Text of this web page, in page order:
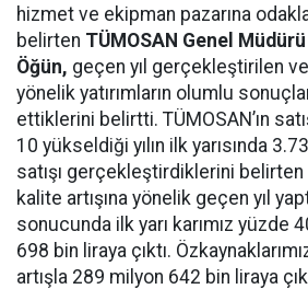
hizmet ve ekipman pazarına
belirten TÜMOSAN Genel
Öğün, geçen yıl gerçekleştirilen
yönelik yatırımların olumlu
ettiklerini belirtti. TÜMOSAN’ın
10 yükseldiği yılın ilk yarısında
satışı gerçekleştirdiklerini belirten
kalite artışına yönelik geçen yıl
sonucunda ilk yarı karımız yüzde
698 bin liraya çıktı.
artışla 289 milyon 642 bin liraya